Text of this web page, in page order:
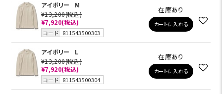
アイボリー
M
¥13,200(税込)
¥7,920(税込)
コード 811543500303
在庫あり
カートに入れる
アイボリー
L
¥13,200(税込)
¥7,920(税込)
コード 811543500304
在庫あり
カートに入れる